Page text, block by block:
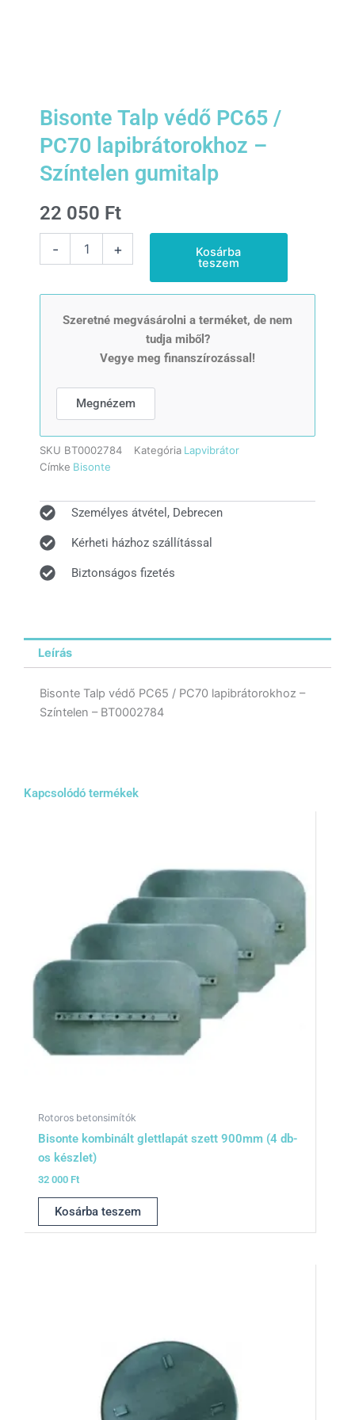
Bisonte Talp védő PC65 /
PC70 lapibrátorokhoz –
Színtelen gumitalp
22 050 Ft
-
PC70
mennyiség
+ Kosárba
teszem
Szeretné megvásárolni a terméket, de nem
tudja miből?
Vegye meg finanszírozással!
Megnézem
SKU BT0002784 Kategória Lapvibrátor
Címke Bisonte
Személyes átvétel, Debrecen
Kérheti házhoz szállítással
Biztonságos fizetés
Leírás
Bisonte Talp védő PC65 / PC70 lapibrátorokhoz –
Színtelen – BT0002784
Kapcsolódó termékek
Rotoros betonsimítók
Bisonte kombinált glettlapát szett 900mm (4 db-
os készlet)
32 000 Ft
Kosárba teszem